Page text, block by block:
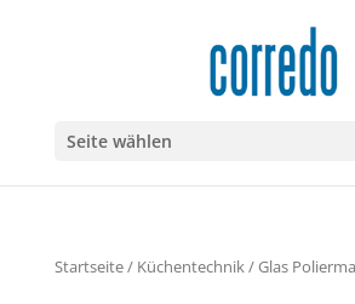
Seite wählen
Startseite/ Küchentechnik/ Glas